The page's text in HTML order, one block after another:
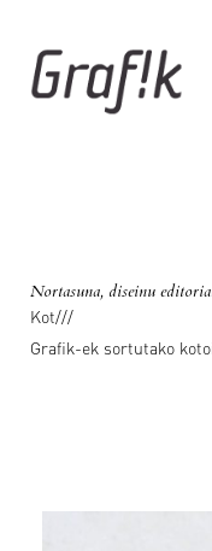
Nortasuna, diseinu
Kot///
Grafik-ek sortutako